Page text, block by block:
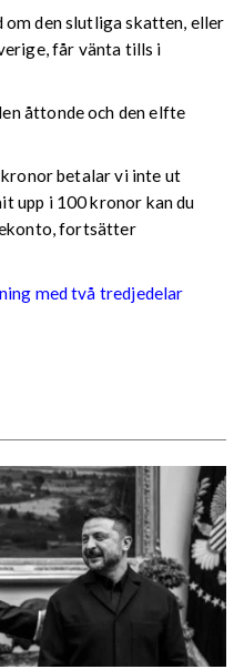
om den slutliga skatten, eller
får vänta tills i
åttonde och den elfte
kronor betalar vi inte ut
upp i 100 kronor kan du
fortsätter
med två tredjedelar